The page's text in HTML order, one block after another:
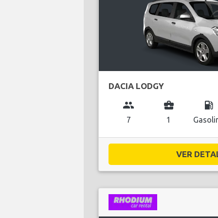
DACIA LODGY
group
7
business_center
1
local_gas_station
VER